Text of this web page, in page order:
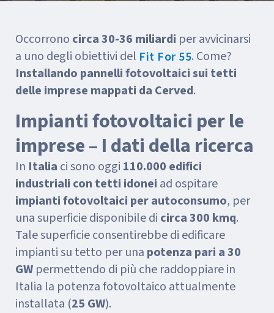
Occorrono circa 30-36 miliardi per avvicinarsi
a uno degli obiettivi del Fit For 55. Come?
Installando pannelli fotovoltaici sui tetti
delle imprese mappati da Cerved.
Impianti fotovoltaici per le
imprese – I dati della ricerca
In Italia ci sono oggi 110.000 edifici
industriali con tetti idonei ad ospitare
impianti fotovoltaici per autoconsumo, per
una superficie disponibile di circa 300 kmq.
Tale superficie consentirebbe di edificare
impianti su tetto per una potenza pari a 30
GW permettendo di più che raddoppiare in
Italia la potenza fotovoltaico attualmente
installata (25 GW).